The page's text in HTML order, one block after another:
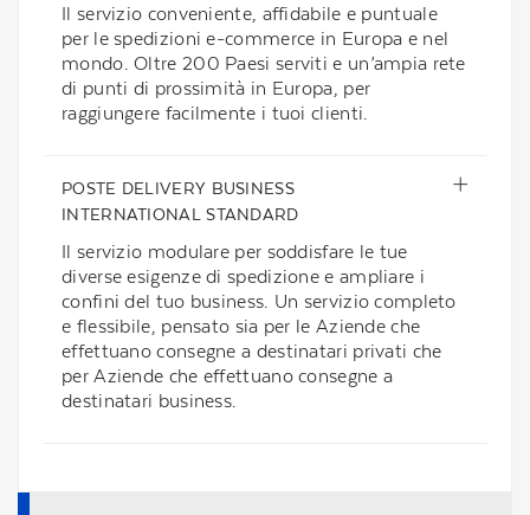
Il servizio conveniente, affidabile e puntuale
per le spedizioni e-commerce in Europa e nel
mondo. Oltre 200 Paesi serviti e un’ampia rete
di punti di prossimità in Europa, per
raggiungere facilmente i tuoi clienti.
POSTE DELIVERY BUSINESS
INTERNATIONAL STANDARD
Il servizio modulare per soddisfare le tue
diverse esigenze di spedizione e ampliare i
confini del tuo business. Un servizio completo
e flessibile, pensato sia per le Aziende che
effettuano consegne a destinatari privati che
per Aziende che effettuano consegne a
destinatari business.